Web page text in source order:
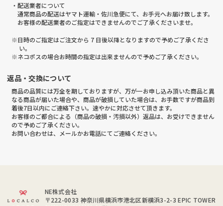
・配送業者について
通常商品の配送はヤマト運輸・佐川急便にて、お手元へお届け致します。
お客様の配送業者のご指定はできませんのでご了承くださいませ。
※日時のご指定はご注文から 7 日後以降となりますので予めご了承くださ
い。
※ネコポスの場合お時間の指定は出来ませんので予めご了承ください。
返品・交換について
商品の品質には万全を期しておりますが、万が一お申し込み頂いた商品と異
なる商品が届いた場合や、商品が破損していた場合は、お手数ですが商品到
着後7日以内にご連絡下さい。速やかに対応させて頂きます。
お客様のご都合による（商品の破損・汚損以外）返品は、お受けできません
ので予めご了承ください。
お問い合わせは、メールかお電話にてご連絡ください。
NE株式会社
〒222-0033 神奈川県横浜市港北区新横浜3-2-3 EPIC TOWER